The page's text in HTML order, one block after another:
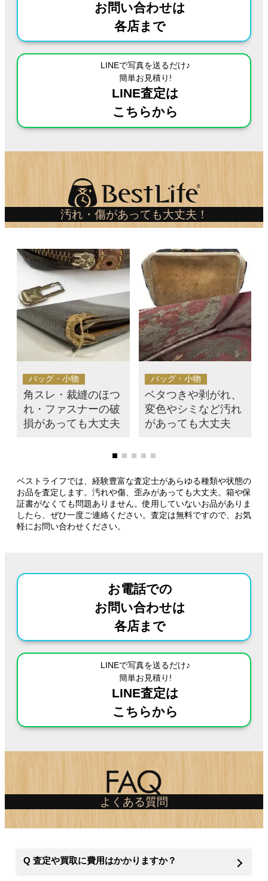
お問い合わせは
各店まで
LINEで写真を送るだけ♪
簡単お見積り!
LINE査定は
こちらから
汚れ・傷があっても大丈夫！
バッグ・小物
角スレ・裁縫のほつ
れ・ファスナーの破
損があっても大丈夫
バッグ・小物
ベタつきや剥がれ、
変色やシミなど汚れ
があっても大丈夫
ベストライフでは、経験豊富な査定士があらゆる種類や状態の
お品を査定します。汚れや傷、歪みがあっても大丈夫。箱や保
証書がなくても問題ありません。使用していないお品がありま
したら、ぜひ一度ご連絡ください。査定は無料ですので、お気
軽にお問い合わせください。
お電話での
お問い合わせは
各店まで
LINEで写真を送るだけ♪
簡単お見積り!
LINE査定は
こちらから
よくある質問
Q 査定や買取に費用はかかりますか？